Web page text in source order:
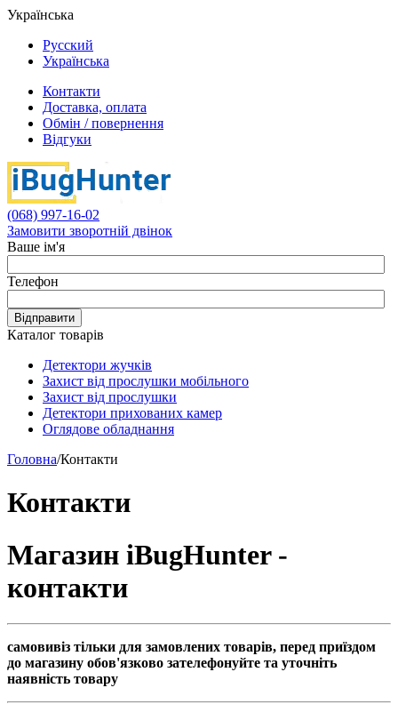
Українська
Русский
Українська
Контакти
Доставка, оплата
Обмін / повернення
Відгуки
(068) 997-16-02
Замовити зворотній двінок
Ваше ім'я
Телефон
Відправити
Каталог товарів
Детектори жучків
Захист від прослушки мобільного
Захист від прослушки
Детектори прихованих камер
Оглядове обладнання
Головна/Контакти
Контакти
Магазин iBugHunter -
контакти
самовивіз тільки для замовлених товарів, перед приїздом
до магазину обов'язково зателефонуйте та уточніть
наявність товару